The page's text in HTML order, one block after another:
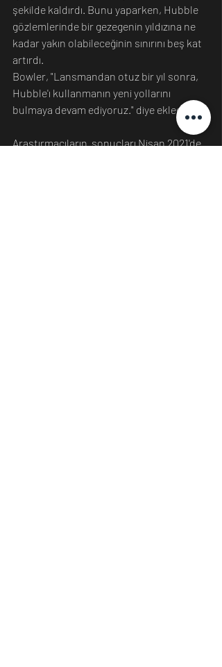
şekilde kaldırdı. Bunu yaparken, Hubble
gözlemlerinde bir gezegenin yıldızına ne
kadar yakın olabileceğinin sınırını beş kat
artırdı.
Bowler, "Lansmandan otuz bir yıl sonra,
Hubble'ı kullanmanın yeni yollarını
bulmaya devam ediyoruz." diye ekledi.
Araştırmacıların  sonuçları Nisan 2021'de